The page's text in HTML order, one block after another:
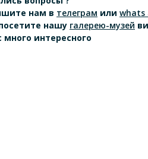
нам в телеграм или whats
нашу галерею-музей
много интересного